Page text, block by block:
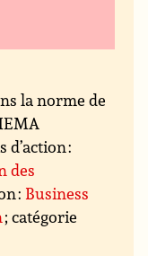
la norme de
d’action :
des
: Business
; catégorie